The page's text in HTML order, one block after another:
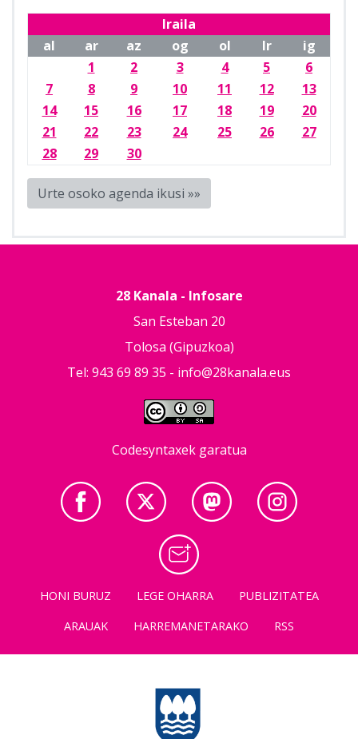
Iraila
al
ar az og ol lr
ig
1
2 3 4 5
6
7
8 9 10 11 12
13
14
15 16 17 18 19
20
21
22 23 24 25 26
27
28
29 30
Urte osoko agenda ikusi »»
28 Kanala - Infosare
San Esteban 20
Tolosa (Gipuzkoa)
Tel: 943 69 89 35 - info@28kanala.eus
Codesyntaxek garatua
HONI BURUZ LEGE OHARRA
PUBLIZITATEA
ARAUAK
HARREMANETARAKO RSS